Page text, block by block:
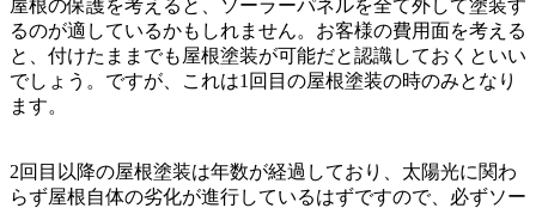
屋根の保護を考えると、ソーラーパネルを全て外して塗装す
るのが適しているかもしれません。お客様の費用面を考える
と、付けたままでも屋根塗装が可能だと認識しておくといい
でしょう。ですが、これは1回目の屋根塗装の時のみとなり
ます。
2回目以降の屋根塗装は年数が経過しており、太陽光に関わ
らず屋根自体の劣化が進行しているはずですので、必ずソー